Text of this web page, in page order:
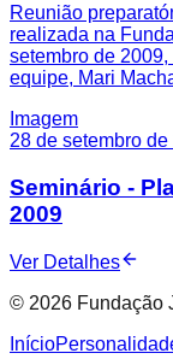
Reunião
realizada na
setembro de
equipe, Mari
Imagem
28 de setembro de
Seminário -
2009
Ver Detalhes
© 2026 Fundação
Início